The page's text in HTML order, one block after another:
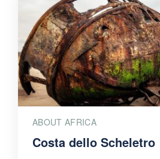
ABOUT AFRICA
Costa dello Scheletro